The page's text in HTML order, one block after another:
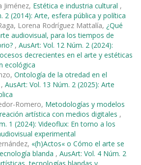
Jiménez, Estética e industria cultural ,
2 (2014): Arte, esfera pública y política
Lorena Rodríguez Mattalía, ¿Qué
audiovisual, para los tiempos de
, AusArt: Vol. 12 Núm. 2 (2024):
decrecientes en el arte y estéticas
ecológica
Ontología de la otredad en el
, AusArt: Vol. 13 Núm. 2 (2025): Arte
Romero, Metodologías y modelos
artística con medios digitales ,
1 (2024): Videoflux: En torno a los
experimental
«(h)Actos« o Cómo el arte se
blanda , AusArt: Vol. 4 Núm. 2